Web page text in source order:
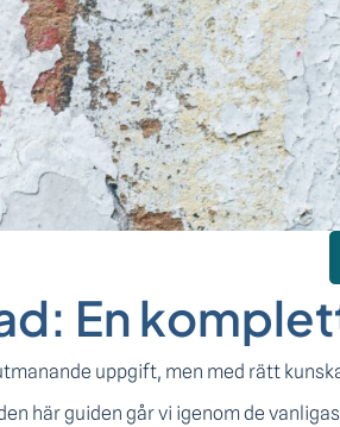
En
uppgift, men med rätt
här guiden går vi igenom de